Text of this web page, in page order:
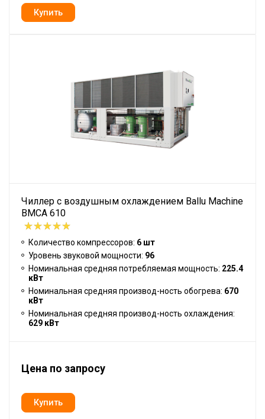
Чиллер с воздушным охлаждением Ballu Machine
BMCA 610
Количество компрессоров: 6 шт
Уровень звуковой мощности: 96
Номинальная средняя потребляемая мощность: 225.4
кВт
Номинальная средняя производ-ность обогрева: 670
кВт
Номинальная средняя производ-ность охлаждения:
629 кВт
Цена по запросу